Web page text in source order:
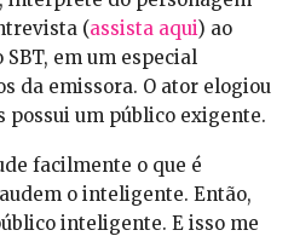
(assista aqui) ao
em um especial
da emissora. O ator elogiou
possui um público exigente.
facilmente o que é
o inteligente. Então,
inteligente. E isso me